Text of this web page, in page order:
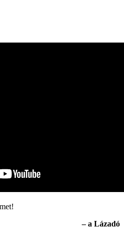
– a Lázadó